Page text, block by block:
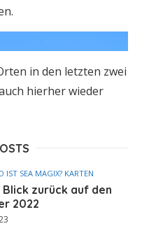
in den letzten zwei
hierher wieder
IST SEA MAGIX? KARTEN
Blick zurück auf den
2022